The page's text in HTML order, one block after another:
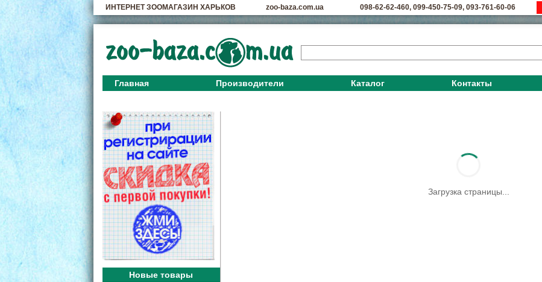
ИНТЕРНЕТ ЗООМАГАЗИН ХАРЬКОВ zoo-baza.com.ua 098-62-62-460, 099-450-75-09, 093-761-60-06
Главная Производители Каталог Контакты
Новые товары
Загрузка страницы...